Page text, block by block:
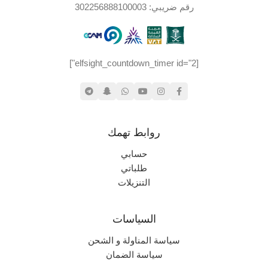
اليابان
رقم ضريبي: 302256888100003
[elfsight_countdown_timer id="2"]
روابط تهمك
حسابي
طلباتي
التنزيلات
السياسات
سياسة المناولة و الشحن
سياسة الضمان